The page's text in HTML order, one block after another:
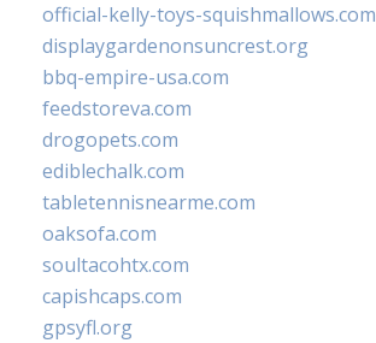
official-kelly-toys-squishmallows.com
displaygardenonsuncrest.org
bbq-empire-usa.com
feedstoreva.com
drogopets.com
ediblechalk.com
tabletennisnearme.com
oaksofa.com
soultacohtx.com
capishcaps.com
gpsyfl.org